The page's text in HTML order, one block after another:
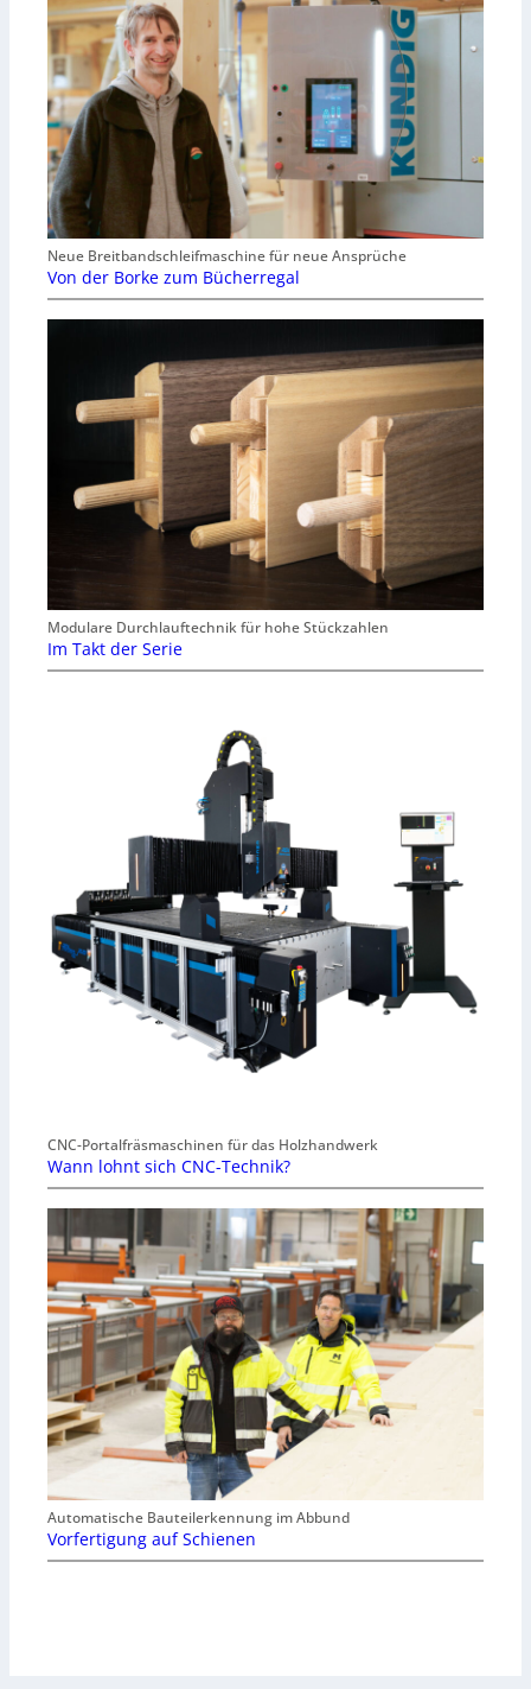
Neue Breitbandschleifmaschine für neue Ansprüche
Von der Borke zum Bücherregal
Modulare Durchlauftechnik für hohe Stückzahlen
Im Takt der Serie
CNC-Portalfräsmaschinen für das Holzhandwerk
Wann lohnt sich CNC-Technik?
Automatische Bauteilerkennung im Abbund
Vorfertigung auf Schienen